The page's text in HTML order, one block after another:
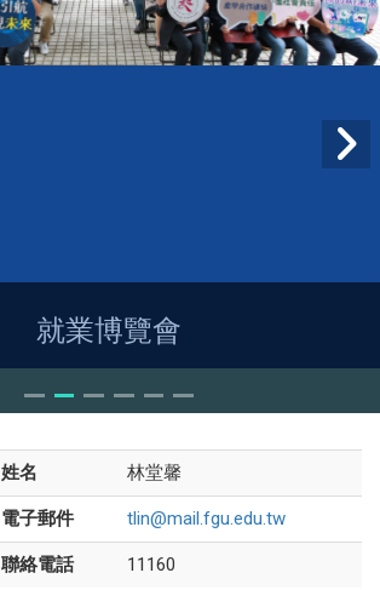
就業博覽會
姓名 林堂馨
電子郵件 tlin@mail.fgu.edu.tw
聯絡電話 11160